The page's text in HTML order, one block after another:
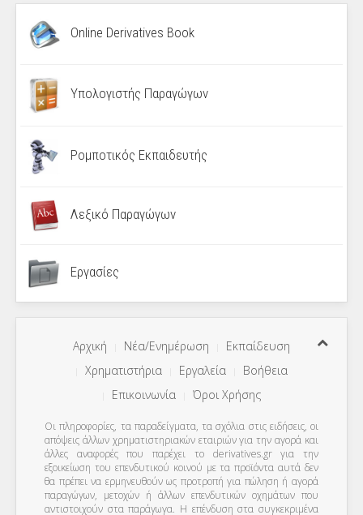
Online Derivatives Book
Υπολογιστής Παραγώγων
Ρομποτικός Εκπαιδευτής
Λεξικό Παραγώγων
Εργασίες
Αρχική Νέα/Ενημέρωση
Εκπαίδευση
Χρηματιστήρια
Εργαλεία
Βοήθεια
Επικοινωνία
Όροι Χρήσης
Οι πληροφορίες, τα παραδείγματα, τα σχόλια στις ειδήσεις, οι
απόψεις άλλων χρηματιστηριακών εταιριών για την αγορά και
άλλες αναφορές που παρέχει το derivatives.gr για την
εξοικείωση του επενδυτικού κοινού με τα προϊόντα αυτά δεν
θα πρέπει να ερμηνευθούν ως προτροπή για πώληση ή αγορά
παραγώγων, μετοχών ή άλλων επενδυτικών οχημάτων που
αντιστοιχούν στα παράγωγα. Η επένδυση στα συγκεκριμένα